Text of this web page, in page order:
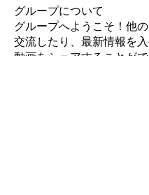
グループについて
グループへようこそ！他
交流したり、最新情報を入
動画をシェアすることがで